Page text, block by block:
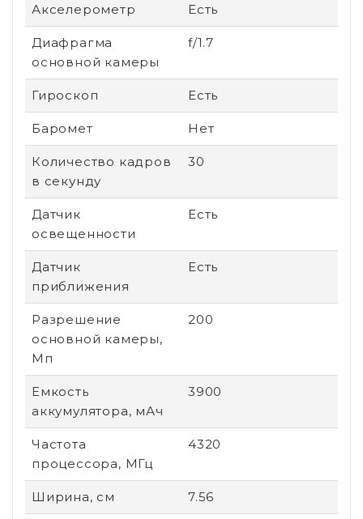
Акселерометр Есть
Диафрагма
основной камеры
f/1.7
Гироскоп Есть
Баромет Нет
Количество кадров
в секунду
30
Датчик
освещенности
Есть
Датчик
приближения
Есть
Разрешение
основной камеры,
Мп
200
Емкость
аккумулятора, мАч
3900
Частота
процессора, МГц
4320
Ширина, см 7.56